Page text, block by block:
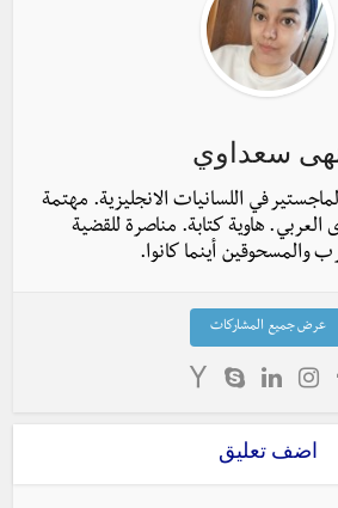
سعداوي
في اللسانيات الانجليزية. مهتمة
العربي. هاوية كتابة. مناصرة للقضية
والمسحوقين أينما كانوا.
عرض جميع المشاركات
اضف تعليق